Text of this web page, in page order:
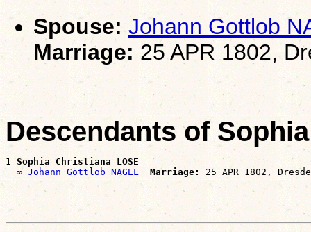
Spouse: Johann Gottlob
Marriage: 25 APR 1802,
Descendants of
1 Sophia Christiana LOSE
  ∞
Johann Gottlob NAGEL Marriage: